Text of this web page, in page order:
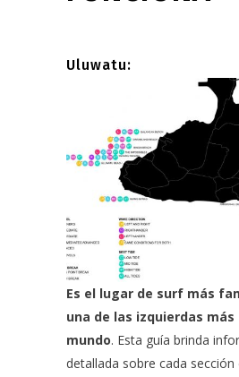
Uluwatu:
Es el lugar de surf más
una de las izquierdas
mundo. Esta guía brinda
detallada sobre cada sección